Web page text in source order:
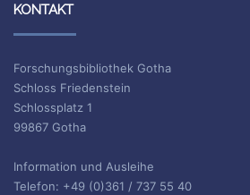
KONTAKT
Forschungsbibliothek Gotha
Schloss Friedenstein
Schlossplatz 1
99867 Gotha
Information und Ausleihe
Telefon: +49 (0)361 / 737 55 40